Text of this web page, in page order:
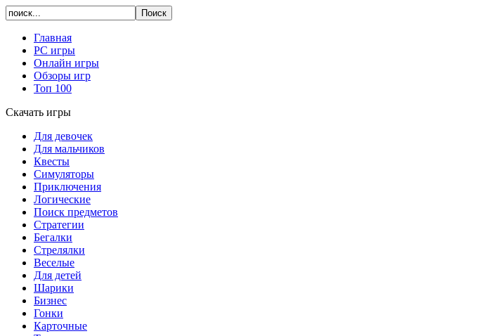
Главная
PC игры
Онлайн игры
Обзоры игр
Топ 100
Скачать игры
Для девочек
Для мальчиков
Квесты
Симуляторы
Приключения
Логические
Поиск предметов
Стратегии
Бегалки
Стрелялки
Веселые
Для детей
Шарики
Бизнес
Гонки
Карточные